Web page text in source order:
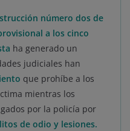
número dos de
a los cinco
ha generado un
judiciales han
que prohíbe a los
mientras los
por la policía por
de odio y lesiones.